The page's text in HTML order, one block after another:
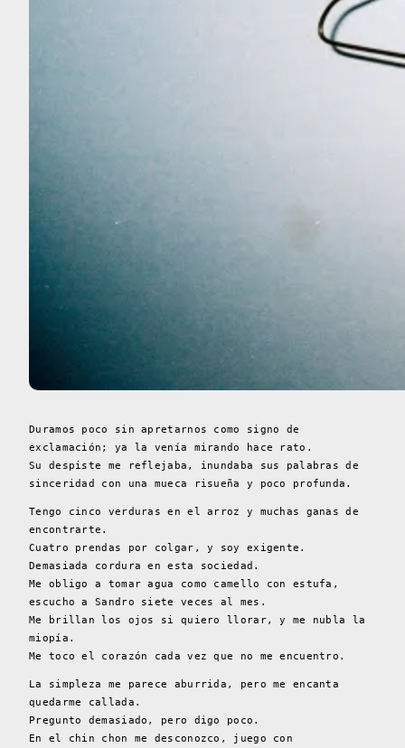
Duramos poco sin apretarnos como signo de
exclamación; ya la venía mirando hace rato.
Su despiste me reflejaba, inundaba sus palabras de
sinceridad con una mueca risueña y poco profunda.
Tengo cinco verduras en el arroz y muchas ganas de
encontrarte.
Cuatro prendas por colgar, y soy exigente.
Demasiada cordura en esta sociedad.
Me obligo a tomar agua como camello con estufa,
escucho a Sandro siete veces al mes.
Me brillan los ojos si quiero llorar, y me nubla la
miopía.
Me toco el corazón cada vez que no me encuentro.
La simpleza me parece aburrida, pero me encanta
quedarme callada.
Pregunto demasiado, pero digo poco.
En el chin chon me desconozco, juego con